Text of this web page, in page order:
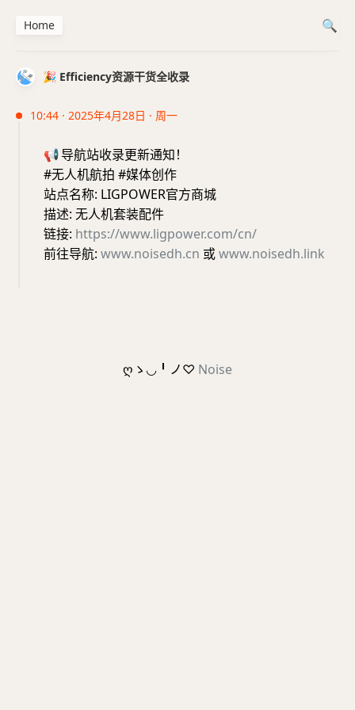
🎉 Efficiency资源干货全收录
10:44 · 2025年4月28日 · 周一
📢导航站收录更新通知！
#无人机航拍 #媒体创作
站点名称: LIGPOWER官方商城
描述: 无人机套装配件
链接: https://www.ligpower.com/cn/
前往导航: www.noisedh.cn 或www.noisedh.link
Home
ღゝ◡╹ノ♡ Noise